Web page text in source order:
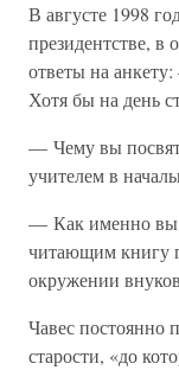
В августе 1998
президентстве, в
ответы на
Хотя бы на день
— Чему вы
учителем в
— Как именно вы
читающим книгу
окружении
Чавес постоянно
старости, «до